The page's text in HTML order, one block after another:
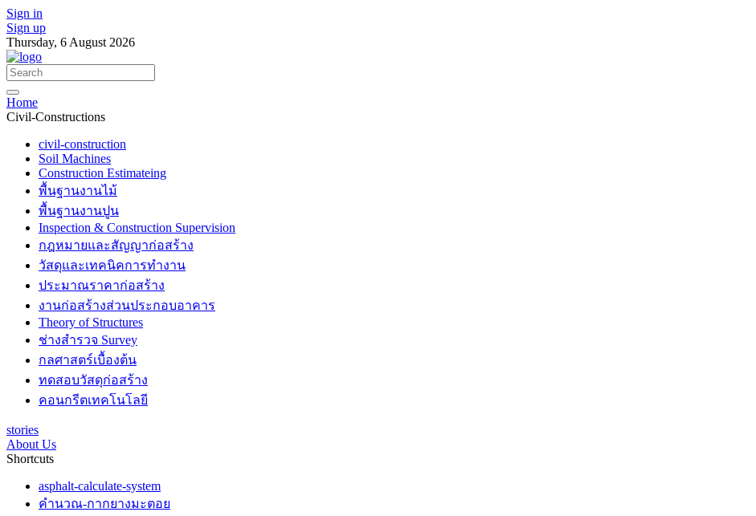
Sign in
Sign up
Thursday, 6 August 2026
Home
Civil-Constructions
civil-construction
Soil Machines
Construction Estimateing
พื้นฐานงานไม้
พื้นฐานงานปูน
Inspection & Construction Supervision
กฎหมายและสัญญาก่อสร้าง
วัสดุและเทคนิคการทำงาน
ประมาณราคาก่อสร้าง
งานก่อสร้างส่วนประกอบอาคาร
Theory of Structures
ช่างสำรวจ Survey
กลศาสตร์เบื้องต้น
ทดสอบวัสดุก่อสร้าง
คอนกรีตเทคโนโลยี
stories
About Us
Shortcuts
asphalt-calculate-system
คำนวณ-กากยางมะตอย